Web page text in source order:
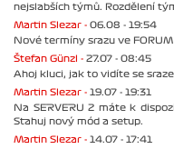
nejslabších týmů. Rozdělení
Martin Slezar - 06.08 - 19:54
Nové termíny srazu ve
Štefan Günzl - 27.07 - 08:45
Ahoj kluci, jak to vidíte se
Martin Slezar - 19.07 - 19:31
Na SERVERU 2 máte k
Stahuj nový mód a setup.
Martin Slezar - 14.07 - 17:41